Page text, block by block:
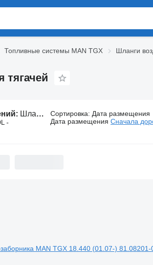
Топливные системы MAN TGX Шланги
тягачей
Шланги воздухозаборника MAN TGX для тягачей
-
Сортировка: Дата размещения
Дата размещения Сначала